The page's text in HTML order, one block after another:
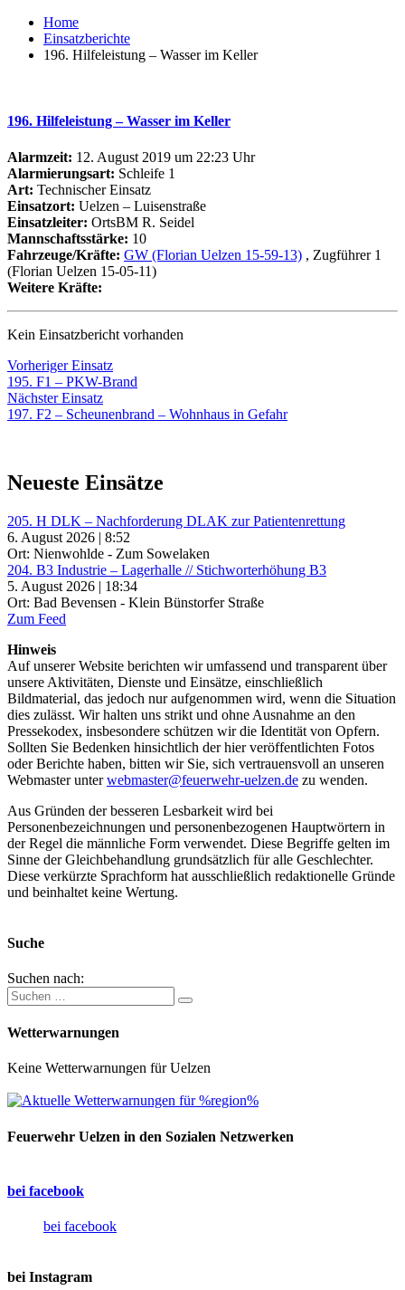
Home
Einsatzberichte
196. Hilfeleistung – Wasser im Keller
196. Hilfeleistung – Wasser im Keller
Alarmzeit: 12. August 2019 um 22:23 Uhr
Alarmierungsart: Schleife 1
Art: Technischer Einsatz
Einsatzort: Uelzen – Luisenstraße
Einsatzleiter: OrtsBM R. Seidel
Mannschaftsstärke: 10
Fahrzeuge/Kräfte: GW (Florian Uelzen 15-59-13) , Zugführer 1
(Florian Uelzen 15-05-11)
Weitere Kräfte:
Kein Einsatzbericht vorhanden
Beitragsnavigation
Vorheriger EinsatzVorheriger
Einsatz:
195. F1 – PKW-Brand
Nächster EinsatzNächster
Einsatz:
197. F2 – Scheunenbrand – Wohnhaus in Gefahr
Neueste Einsätze
205. H DLK – Nachforderung DLAK zur Patientenrettung
6. August 2026 | 8:52
Ort: Nienwohlde - Zum Sowelaken
204. B3 Industrie – Lagerhalle // Stichworterhöhung B3
5. August 2026 | 18:34
Ort: Bad Bevensen - Klein Bünstorfer Straße
Zum Feed
Hinweis
Auf unserer Website berichten wir umfassend und transparent über
unsere Aktivitäten, Dienste und Einsätze, einschließlich
Bildmaterial, das jedoch nur aufgenommen wird, wenn die Situation
dies zulässt. Wir halten uns strikt und ohne Ausnahme an den
Pressekodex, insbesondere schützen wir die Identität von Opfern.
Sollten Sie Bedenken hinsichtlich der hier veröffentlichten Fotos
oder Berichte haben, bitten wir Sie, sich vertrauensvoll an unseren
Webmaster unterwebmaster@feuerwehr-uelzen.de zu wenden.
Aus Gründen der besseren Lesbarkeit wird bei
Personenbezeichnungen und personenbezogenen Hauptwörtern in
der Regel die männliche Form verwendet. Diese Begriffe gelten im
Sinne der Gleichbehandlung grundsätzlich für alle Geschlechter.
Diese verkürzte Sprachform hat ausschließlich redaktionelle Gründe
und beinhaltet keine Wertung.
Suche
Suchen nach:
Wetterwarnungen
Keine Wetterwarnungen für Uelzen
Feuerwehr Uelzen in den Sozialen Netzwerken
bei facebook
bei facebook
bei Instagram